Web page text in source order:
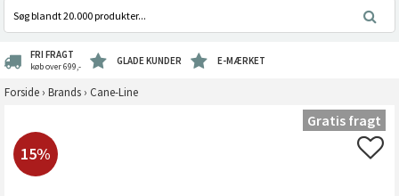
FRI FRAGT
køb over 699,- GLADE KUNDER E-MÆRKET
Forside › Brands › Cane-Line
15%
Gratis fragt